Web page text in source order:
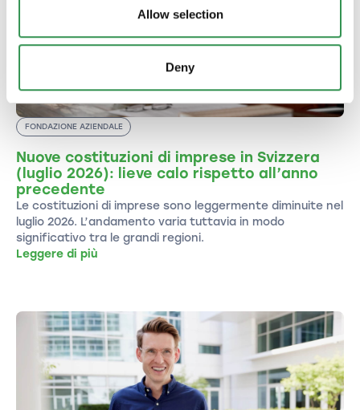
Allow selection
Deny
FONDAZIONE AZIENDALE
Nuove costituzioni di imprese in Svizzera
(luglio 2026): lieve calo rispetto all’anno
precedente
Le costituzioni di imprese sono leggermente diminuite nel
luglio 2026. L’andamento varia tuttavia in modo
significativo tra le grandi regioni.
Leggere di più